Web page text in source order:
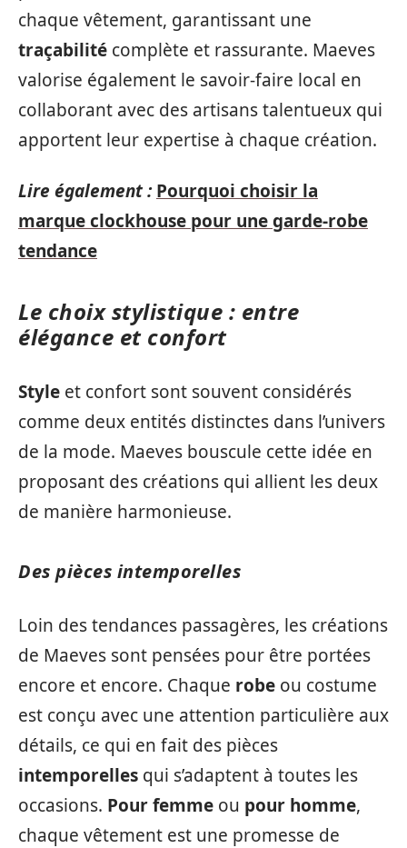
chaque vêtement, garantissant une
traçabilité complète et rassurante. Maeves
valorise également le savoir-faire local en
collaborant avec des artisans talentueux qui
apportent leur expertise à chaque création.
Lire également : Pourquoi choisir la
marque clockhouse pour une garde-robe
tendance
Le choix stylistique : entre
élégance et confort
Style et confort sont souvent considérés
comme deux entités distinctes dans l’univers
de la mode. Maeves bouscule cette idée en
proposant des créations qui allient les deux
de manière harmonieuse.
Des pièces intemporelles
Loin des tendances passagères, les créations
de Maeves sont pensées pour être portées
encore et encore. Chaque robe ou costume
est conçu avec une attention particulière aux
détails, ce qui en fait des pièces
intemporelles qui s’adaptent à toutes les
occasions. Pour femme ou pour homme,
chaque vêtement est une promesse de